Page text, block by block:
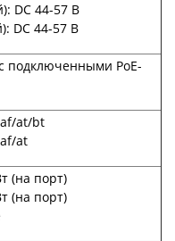
DC 44-57 В
DC 44-57 В
подключенными PoE-
at/bt
at
(на порт)
(на порт)